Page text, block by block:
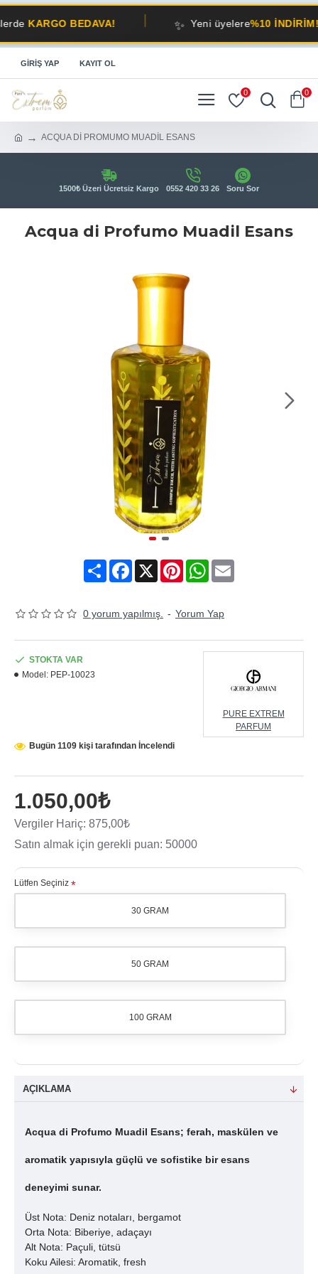
BEDAVA! Yeni üyelere %10 İNDİRİM!
GIRIŞ YAP KAYIT OL
0 0
ACQUA Dİ PROMUMO MUADİL ESANS
1500₺ Üzeri Ücretsiz Kargo 0552 420 33 26 Soru Sor
Acqua di Profumo Muadil Esans
ShareFacebook
X PinterestWhatsApp
Email
0 yorum yapılmış. - Yorum Yap
1.050,00₺
Vergiler Hariç: 875,00₺
Satın almak için gerekli puan: 50000
STOKTA VAR
Model: PEP-10023
PURE EXTREM
PARFUM
Bugün 1109 kişi tarafından İncelendi
Lütfen Seçiniz
30 GRAM
50 GRAM
100 GRAM
AÇIKLAMA
Acqua di Profumo Muadil Esans; ferah, maskülen ve
aromatik yapısıyla güçlü ve sofistike bir esans
deneyimi sunar.
Üst Nota: Deniz notaları, bergamot
Orta Nota: Biberiye, adaçayı
Alt Nota: Paçuli, tütsü
Koku Ailesi: Aromatik, fresh